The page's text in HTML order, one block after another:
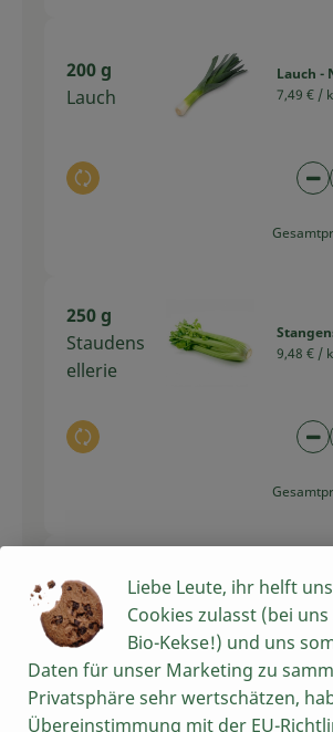
200 g
Lauch
Auswahl ändern
Lauch -
7,49 € /
250 g
Staudens
ellerie
Auswahl ändern
9,48 € /
300 g
Weißkohl
Auswahl ändern
Leider
kein
Liebe Leute, ihr helft
Cookies zulasst (bei
Bio-Kekse!) und uns
Daten für unser Marketing zu
Privatsphäre sehr wertschätzen,
Übereinstimmung mit der EU-